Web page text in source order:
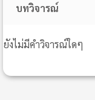
บทวิจารณ์
ยังไม่มีคำวิจารณ์ใดๆ